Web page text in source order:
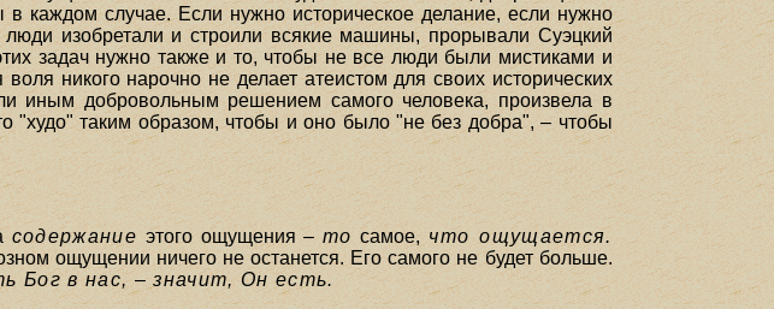
каждом случае. Если нужно историческое делание, если нужно
изобретали и строили всякие машины, прорывали Суэцкий
задач нужно также и то, чтобы не все люди были мистиками и
никого нарочно не делает атеистом для своих исторических
иным добровольным решением самого человека, произвела в
"худо" таким образом, чтобы и оно было "не без добра", – чтобы
содержание этого ощущения –то самое, что ощущается.
ощущении ничего не останется. Его самого не будет больше.
Бог в нас, – значит, Он есть.